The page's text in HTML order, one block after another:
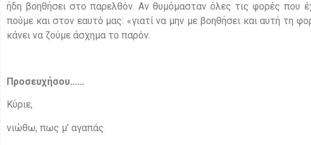
ήδη βοηθήσει στο παρελθόν. Αν θυμόμασταν όλες τις φορές που
πούμε και στον εαυτό μας: «γιατί να μην με βοηθήσει και αυτή τη
κάνει να ζούμε άσχημα το παρόν.
Προσευχήσου……
Κύριε,
νιώθω, πως μ’ αγαπάς